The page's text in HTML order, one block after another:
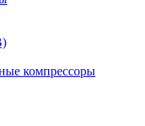
компрессоры